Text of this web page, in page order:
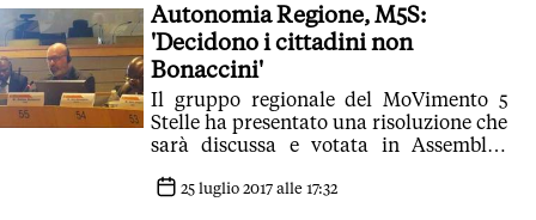
Autonomia Regione, M5S:
'Decidono i cittadini non
Bonaccini'
Il gruppo regionale del MoVimento 5
Stelle ha presentato una risoluzione che
sarà discussa e votata in Assemblea
che non può essere portato avanti da
25 luglio 2017 alle 17:32